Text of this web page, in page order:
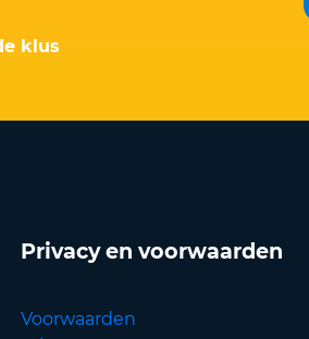
klus
Privacy en voorwaarden
Voorwaarden